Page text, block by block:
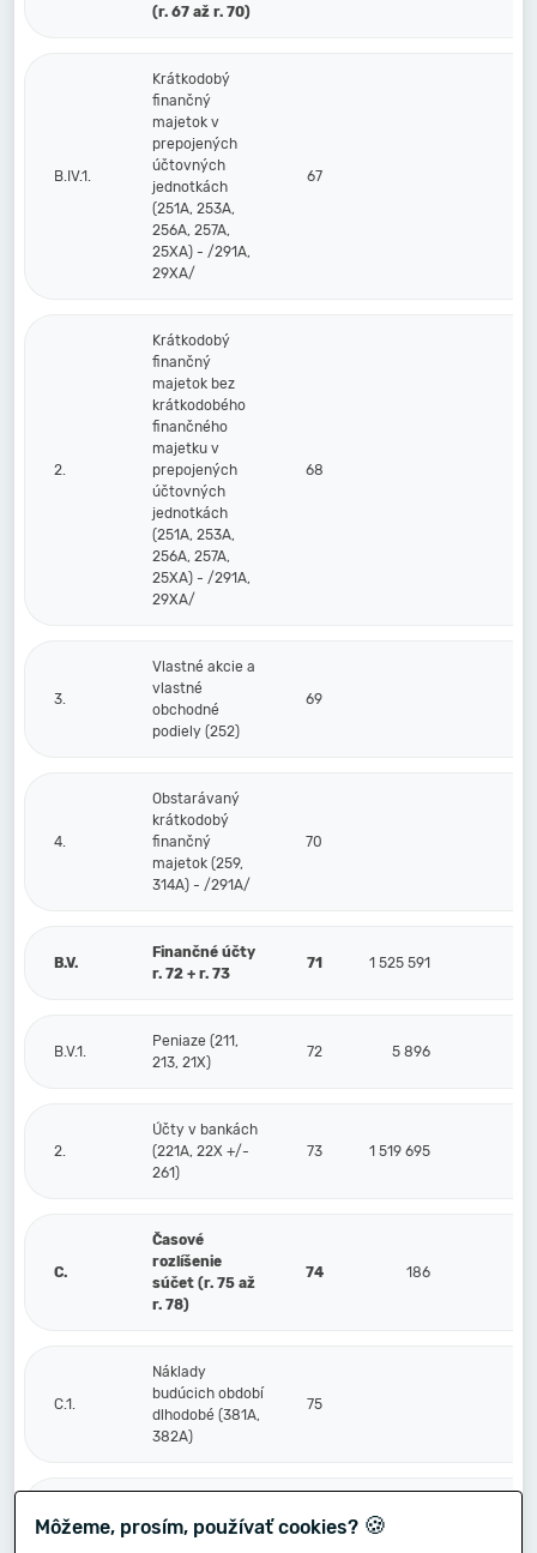
(r. 67 až r. 70)
B.IV.1.
Krátkodobý
finančný
majetok v
prepojených
účtovných
jednotkách
(251A, 253A,
256A, 257A,
25XA) - /291A,
29XA/
67
2.
Krátkodobý
finančný
majetok bez
krátkodobého
finančného
majetku v
prepojených
účtovných
jednotkách
(251A, 253A,
256A, 257A,
25XA) - /291A,
29XA/
68
3.
Vlastné akcie a
vlastné
obchodné
podiely (252)
69
4.
Obstarávaný
krátkodobý
finančný
majetok (259,
314A) - /291A/
70
B.V.
Finančné účty
r. 72 + r. 73
71 1 525 591
B.V.1.
Peniaze (211,
213, 21X)
72 5 896
2.
Účty v bankách
(221A, 22X +/-
261)
73 1 519 695
C.
Časové
rozlíšenie
súčet (r. 75 až
r. 78)
74 186
C.1.
Náklady
budúcich období
dlhodobé (381A,
382A)
75
2.
budúcich období
76
Môžeme, prosím, používať cookies? 🍪